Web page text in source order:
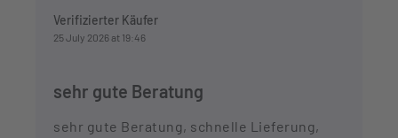
Verifizierter Käufer
25 July 2026 at 19:46
sehr gute Beratung
sehr gute Beratung, schnelle Lieferung,